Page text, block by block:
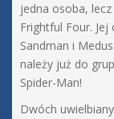
jedna osoba,
Frightful Four. Jej
Sandman i
należy już do
Spider-Man!
Dwóch